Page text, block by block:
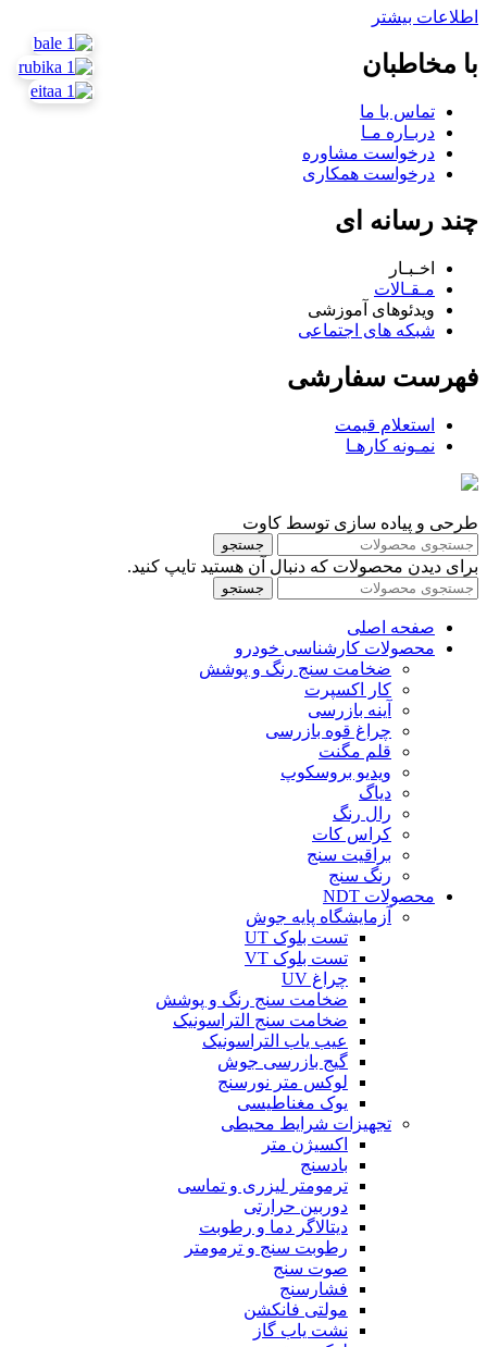
اطلاعات بیشتر
با مخاطبان
تماس با ما
دربـاره مـا
درخواست مشاوره
درخواست همکاری
چند رسانه ای
اخـبـار
مـقـالات
ویدئوهای آموزشی
شبکه های اجتماعی
فهرست سفارشی
استعلام قیمت
نمـونه کارهـا
طرحی و پیاده سازی توسط کاوت
جستجو
برای دیدن محصولات که دنبال آن هستید تایپ کنید.
جستجو
صفحه اصلی
محصولات کارشناسی خودرو
ضخامت سنج رنگ و پوشش
کار اکسپرت
آینه بازرسی
چراغ قوه بازرسی
قلم مگنت
ویدیو بروسکوپ
دیاگ
رال رنگ
کراس کات
براقیت سنج
رنگ سنج
محصولات NDT
آزمایشگاه پایه جوش
تست بلوک UT
تست بلوک VT
چراغ UV
ضخامت سنج رنگ و پوشش
ضخامت سنج التراسونیک
عیب یاب التراسونیک
گیج بازرسی جوش
لوکس متر نورسنج
یوک مغناطیسی
تجهیزات شرایط محیطی
اکسیژن متر
بادسنج
ترمومتر لیزری و تماسی
دوربین حرارتی
دیتالاگر دما و رطوبت
رطوبت سنج و ترمومتر
صوت سنج
فشارسنج
مولتی فانکشن
نشت یاب گاز